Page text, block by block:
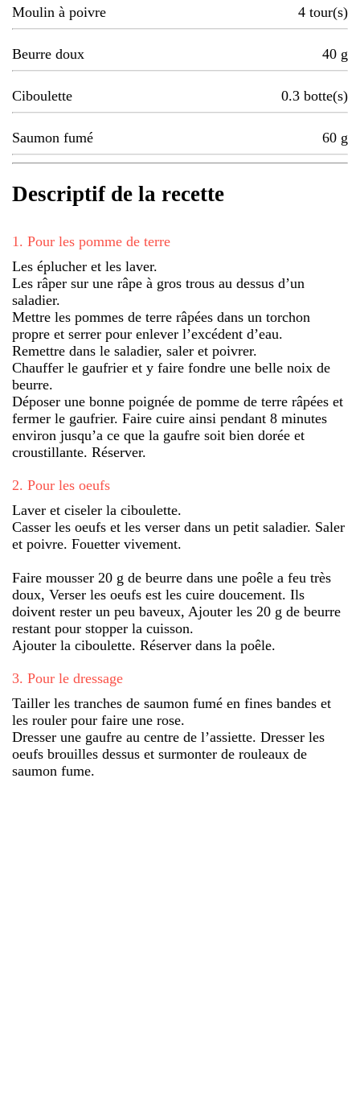
Moulin à poivre 4 tour(s)
Beurre doux 40 g
Ciboulette 0.3 botte(s)
Saumon fumé 60 g
Descriptif de la recette
1 . Pour les pomme de terre
Les éplucher et les laver.
Les râper sur une râpe à gros trous au dessus d’un
saladier.
Mettre les pommes de terre râpées dans un torchon
propre et serrer pour enlever l’excédent d’eau.
Remettre dans le saladier, saler et poivrer.
Chauffer le gaufrier et y faire fondre une belle noix de
beurre.
Déposer une bonne poignée de pomme de terre râpées et
fermer le gaufrier. Faire cuire ainsi pendant 8 minutes
environ jusqu’a ce que la gaufre soit bien dorée et
croustillante. Réserver.
2. Pour les oeufs
Laver et ciseler la ciboulette.
Casser les oeufs et les verser dans un petit saladier. Saler
et poivre. Fouetter vivement.
Faire mousser 20 g de beurre dans une poêle a feu très
doux, Verser les oeufs est les cuire doucement. Ils
doivent rester un peu baveux, Ajouter les 20 g de beurre
restant pour stopper la cuisson.
Ajouter la ciboulette. Réserver dans la poêle.
3. Pour le dressage
Tailler les tranches de saumon fumé en fines bandes et
les rouler pour faire une rose.
Dresser une gaufre au centre de l’assiette. Dresser les
oeufs brouilles dessus et surmonter de rouleaux de
saumon fume.